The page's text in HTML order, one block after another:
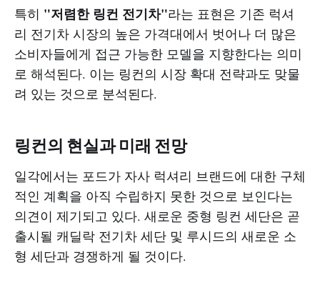
특히 "저렴한 링컨 전기차"라는 표현은 기존 럭셔
리 전기차 시장의 높은 가격대에서 벗어나 더 많은
소비자들에게 접근 가능한 모델을 지향한다는 의미
로 해석된다. 이는 링컨의 시장 확대 전략과도 맞물
려 있는 것으로 분석된다.
링컨의 현실과 미래 전망
일각에서는 포드가 자사 럭셔리 브랜드에 대한 구체
적인 계획을 아직 수립하지 못한 것으로 보인다는
의견이 제기되고 있다. 새로운 중형 링컨 세단은 곧
출시될 캐딜락 전기차 세단 및 루시드의 새로운 소
형 세단과 경쟁하게 될 것이다.